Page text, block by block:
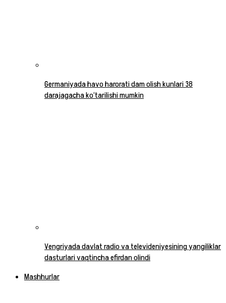
Germaniyada havo harorati dam olish kunlari 38
darajagacha ko‘tarilishi mumkin
Vengriyada davlat radio va televideniyesining yangiliklar
dasturlari vaqtincha efirdan olindi
Mashhurlar